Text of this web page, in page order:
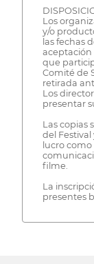
Los
y/o
las fechas
aceptación
que
Comité de
retirada
Los
presentar
Las copias
del
lucro
filme.
La
presentes